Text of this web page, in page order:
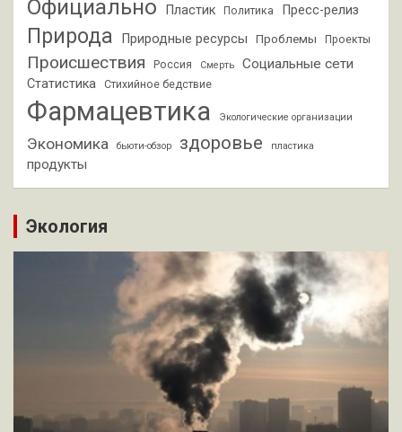
Официально Пластик Политика Пресс-релиз
Природа Природные ресурсы Проблемы Проекты
Происшествия Россия Смерть Социальные сети
Статистика Стихийное бедствие
Фармацевтика Экологические организации
Экономика бьюти-обзор здоровье пластика
продукты
Экология